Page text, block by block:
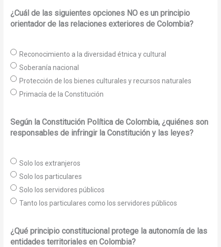
¿Cuál de las siguientes opciones NO es un principio
orientador de las relaciones exteriores de Colombia?
Reconocimiento a la diversidad étnica y cultural
Soberanía nacional
Protección de los bienes culturales y recursos naturales
Primacía de la Constitución
Según la Constitución Política de Colombia, ¿quiénes son
responsables de infringir la Constitución y las leyes?
Solo los extranjeros
Solo los particulares
Solo los servidores públicos
Tanto los particulares como los servidores públicos
¿Qué principio constitucional protege la autonomía de las
entidades territoriales en Colombia?